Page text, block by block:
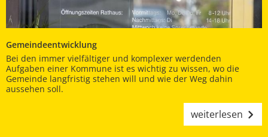
Gemeindeentwicklung
Bei den immer vielfältiger und komplexer werdenden
Aufgaben einer Kommune ist es wichtig zu wissen, wo die
Gemeinde langfristig stehen will und wie der Weg dahin
aussehen soll.
weiterlesen